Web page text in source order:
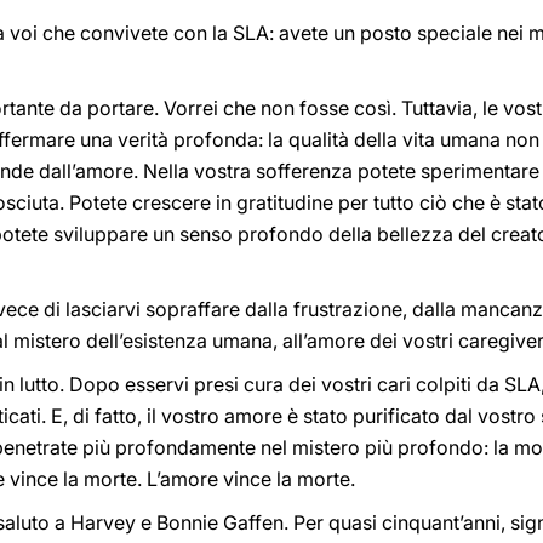
che convivete con la SLA: avete un posto speciale nei
da portare. Vorrei che non fosse così. Tuttavia, le
una verità profonda: la qualità della vita umana
dall’amore. Nella vostra sofferenza potete
Potete crescere in gratitudine per tutto ciò che è
sviluppare un senso profondo della bellezza del
di lasciarvi sopraffare dalla frustrazione, dalla
dell’esistenza umana, all’amore dei vostri
lutto. Dopo esservi presi cura dei vostri cari colpiti da
E, di fatto, il vostro amore è stato purificato dal
più profondamente nel mistero più profondo: la
vince la morte. L’amore vince la morte.
a Harvey e Bonnie Gaffen. Per quasi cinquant’anni,